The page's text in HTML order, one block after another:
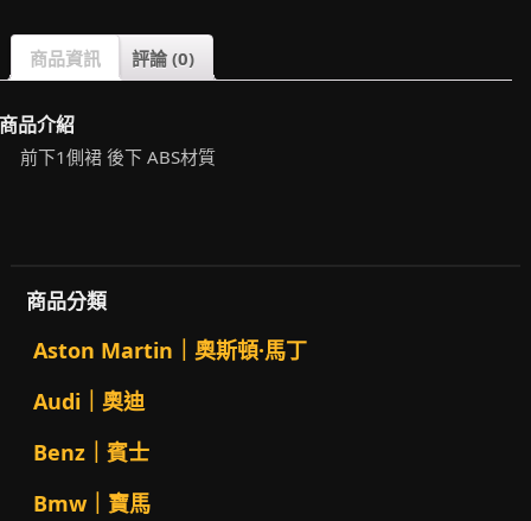
商品資訊 評論 (0)
品介紹
前下1側裙 後下 ABS材質
商品分類
Aston Martin｜奧斯頓·馬丁
Audi｜奧迪
Benz｜賓士
Bmw｜寶馬